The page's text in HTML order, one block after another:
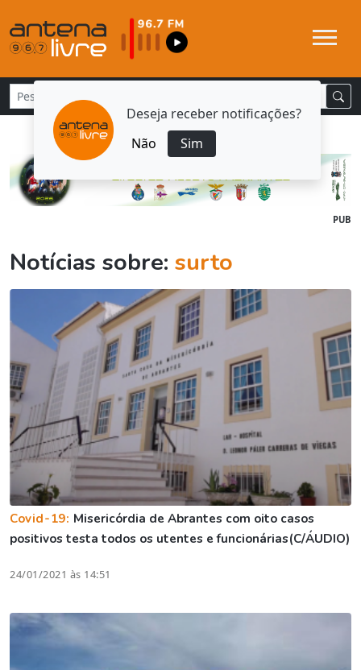
Deseja receber notificações?
Não
Sim
PUB
Notícias sobre: surto
Covid-19: Misericórdia de Abrantes com oito casos
positivos testa todos os utentes e funcionárias(C/ÁUDIO)
24/01/2021 às 14:51